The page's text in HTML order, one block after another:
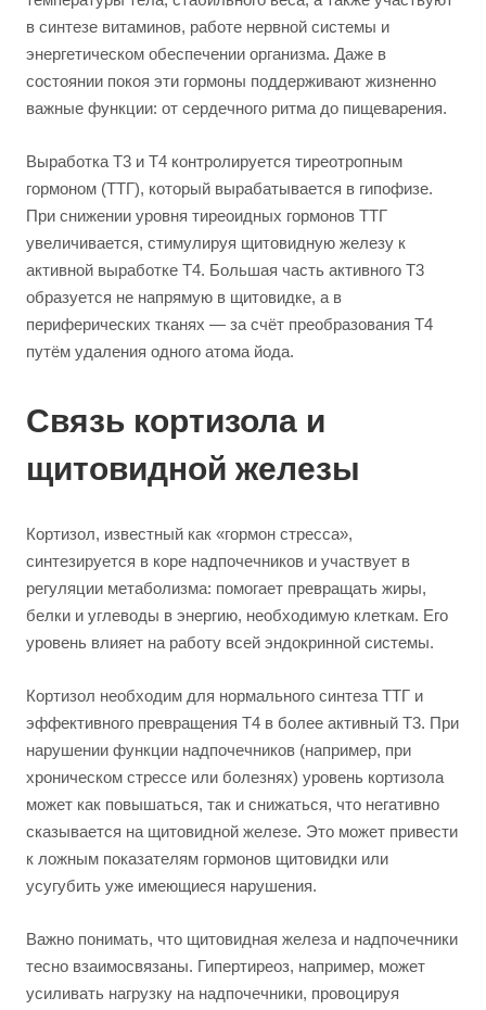
в синтезе витаминов, работе нервной системы и
энергетическом обеспечении организма. Даже в
состоянии покоя эти гормоны поддерживают жизненно
важные функции: от сердечного ритма до пищеварения.
Выработка Т3 и Т4 контролируется тиреотропным
гормоном (ТТГ), который вырабатывается в гипофизе.
При снижении уровня тиреоидных гормонов ТТГ
увеличивается, стимулируя щитовидную железу к
активной выработке Т4. Большая часть активного Т3
образуется не напрямую в щитовидке, а в
периферических тканях — за счёт преобразования Т4
путём удаления одного атома йода.
Связь кортизола и
щитовидной железы
Кортизол, известный как «гормон стресса»,
синтезируется в коре надпочечников и участвует в
регуляции метаболизма: помогает превращать жиры,
белки и углеводы в энергию, необходимую клеткам. Его
уровень влияет на работу всей эндокринной системы.
Кортизол необходим для нормального синтеза ТТГ и
эффективного превращения Т4 в более активный Т3. При
нарушении функции надпочечников (например, при
хроническом стрессе или болезнях) уровень кортизола
может как повышаться, так и снижаться, что негативно
сказывается на щитовидной железе. Это может привести
к ложным показателям гормонов щитовидки или
усугубить уже имеющиеся нарушения.
Важно понимать, что щитовидная железа и надпочечники
тесно взаимосвязаны. Гипертиреоз, например, может
усиливать нагрузку на надпочечники, провоцируя